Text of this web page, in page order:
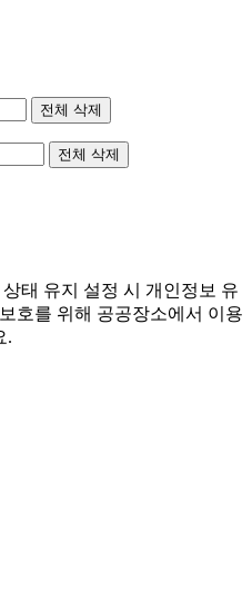
전체 삭제
전체 삭제
태 유지 설정 시 개인정보 유
호를 위해 공공장소에서 이용
.